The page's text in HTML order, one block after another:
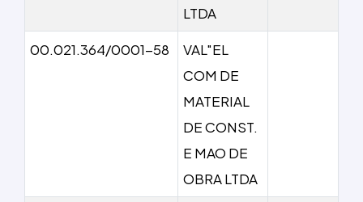
LTDA
00.021.364/0001-58
VAL"EL
COM DE
MATERIAL
DE CONST.
E MAO DE
OBRA LTDA